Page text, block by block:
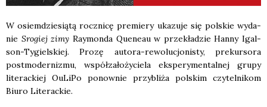
W osiem­dzie­sią­tą rocz­ni­cę pre­mie­ry uka­zu­je się pol­skie wyda­
nie Sro­giej zimy Ray­mon­da Quene­au w prze­kła­dzie Han­ny Igal­
son-Tygiel­skiej. Pro­zę auto­ra-rewo­lu­cjo­ni­sty, pre­kur­so­ra
post­mo­der­ni­zmu, współ­za­ło­ży­cie­la eks­pe­ry­men­tal­nej gru­py
lite­rac­kiej OuLi­Po ponow­nie przy­bli­ża pol­skim czy­tel­ni­kom
Biu­ro Lite­rac­kie.